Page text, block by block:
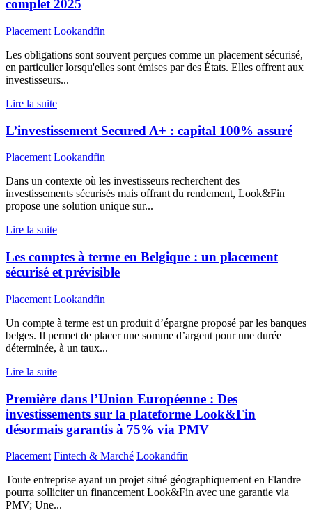
complet 2025
Placement Lookandfin
Les obligations sont souvent perçues comme un placement sécurisé,
en particulier lorsqu'elles sont émises par des États. Elles offrent aux
investisseurs...
Lire la suite
L’investissement Secured A+ : capital 100% assuré
Placement Lookandfin
Dans un contexte où les investisseurs recherchent des
investissements sécurisés mais offrant du rendement, Look&Fin
propose une solution unique sur...
Lire la suite
Les comptes à terme en Belgique : un placement
sécurisé et prévisible
Placement Lookandfin
Un compte à terme est un produit d’épargne proposé par les banques
belges. Il permet de placer une somme d’argent pour une durée
déterminée, à un taux...
Lire la suite
Première dans l’Union Européenne : Des
investissements sur la plateforme Look&Fin
désormais garantis à 75% via PMV
Placement Fintech & Marché Lookandfin
Toute entreprise ayant un projet situé géographiquement en Flandre
pourra solliciter un financement Look&Fin avec une garantie via
PMV; Une...